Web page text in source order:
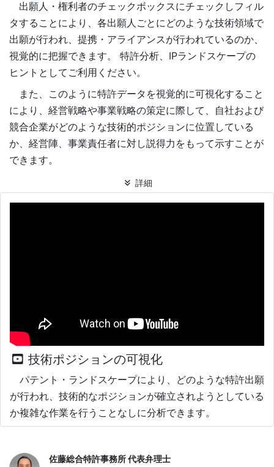
出願人・権利者のチェックボックスにチェックしフィル
タすることにより、各出願人ごとにどのような技術領域で
出願が行われ、提携・アライアンスが行われているのか、
視覚的に把握できます。 特許分析、IPランドスケープの
ヒントとしてご利用ください。
また、このように特許データを視覚的に可視化すること
により、経営戦略や事業戦略の策定に際して、自社および
競合企業がどのような技術的ポジションに位置している
か、経営陣、事業責任者に対し説得力をもって示すことが
できます。
詳細
技術ポジションの可視化
パテント・ランドスケープにより、どのような特許出願
が行われ、技術的なポジションが確立されようとしている
か複雑な作業を行うことなしに分析できます。
佐藤総合特許事務所 代表弁理士